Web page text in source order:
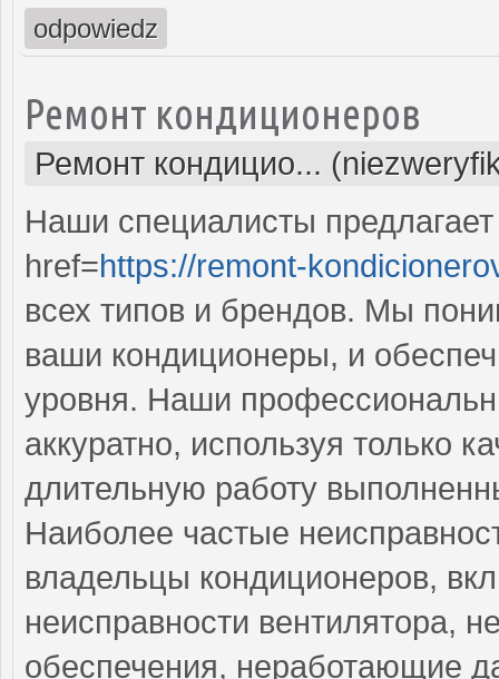
odpowiedz
Ремонт кондиционеров
Ремонт кондицио...
Наши специалисты
href=https://remont-
всех типов и брендов. Мы
ваши кондиционеры, и
уровня. Наши
аккуратно, используя только
длительную работу
Наиболее частые
владельцы кондиционеров,
неисправности вентилятора,
обеспечения, неработающие